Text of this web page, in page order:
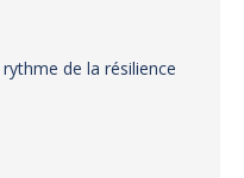
de la résilience